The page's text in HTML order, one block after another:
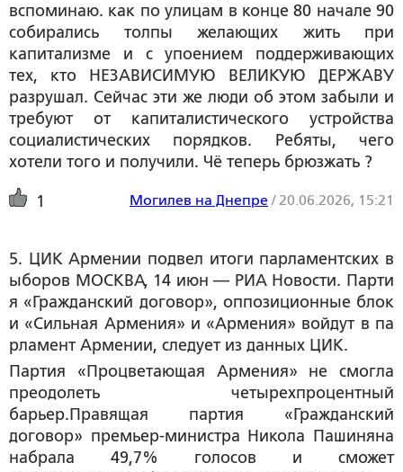
вспоминаю. как по улицам в конце 80 начале 90
собирались толпы желающих жить при
капитализме и с упоением поддерживающих
тех, кто НЕЗАВИСИМУЮ ВЕЛИКУЮ ДЕРЖАВУ
разрушал. Сейчас эти же люди об этом забыли и
требуют от капиталистического устройства
социалистических порядков. Ребяты, чего
хотели того и получили. Чё теперь брюзжать ?
1 Могилев на Днепре/ 20.06.2026, 15:21
5. ЦИК Армении подвел итоги парламентских в
ыборов МОСКВА, 14 июн — РИА Новости. Парти
я «Гражданский договор», оппозиционные блок
и «Сильная Армения» и «Армения» войдут в па
рламент Армении, следует из данных ЦИК.
Партия «Процветающая Армения» не смогла
преодолеть четырехпроцентный
барьер.Правящая партия «Гражданский
договор» премьер-министра Никола Пашиняна
набрала 49,7% голосов и сможет